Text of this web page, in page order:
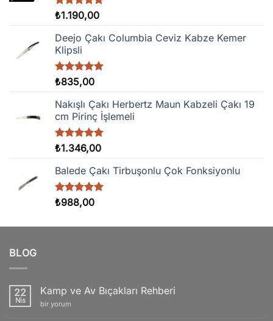
5 üzerinden
oy
aldı
₺1.190,00
Deejo Çakı Columbia Ceviz Kabze Kemer
Klipsli
5 üzerinden
oy
aldı
₺835,00
Nakışlı Çakı Herbertz Maun Kabzeli Çakı 19
cm Pirinç İşlemeli
5 üzerinden
aldı
₺1.346,00
Balede Çakı Tirbuşonlu Çok Fonksiyonlu
5 üzerinden
oy
₺988,00
BLOG
22
Nis
Kamp ve Av Bıçakları Rehberi
Kamp
bir yorum